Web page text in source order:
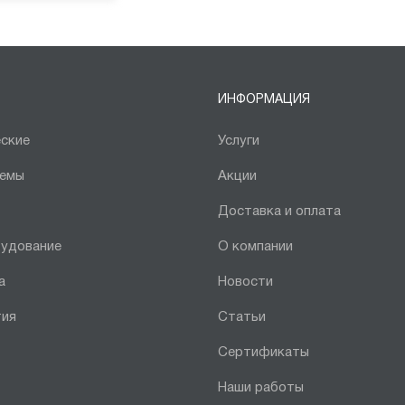
ИНФОРМАЦИЯ
Услуги
Акции
Доставка и оплата
О компании
Новости
Статьи
Сертификаты
Наши работы